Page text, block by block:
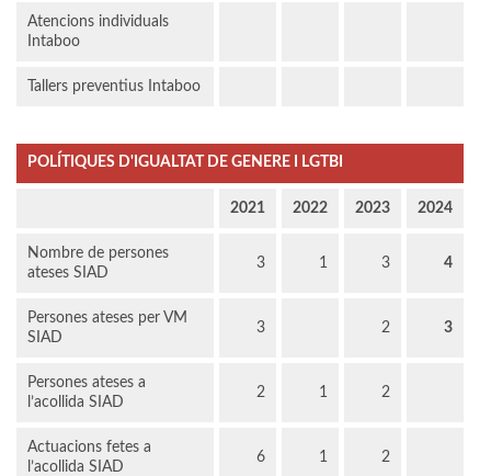
Atencions individuals
Intaboo
Tallers preventius Intaboo
POLÍTIQUES D'IGUALTAT DE GENERE I LGTBI
2021 2022 2023 2024
Nombre de persones
ateses SIAD
3 1 3 4
Persones ateses per VM
SIAD
3 2 3
Persones ateses a
l’acollida SIAD
2 1 2
Actuacions fetes a
l’acollida SIAD
6 1 2